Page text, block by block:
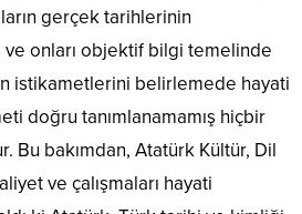
gerçek tarihlerinin
onları objektif bilgi temelinde
istikametlerini belirlemede hayati
doğru tanımlanamamış hiçbir
Bu bakımdan, Atatürk Kültür, Dil
ve çalışmaları hayati